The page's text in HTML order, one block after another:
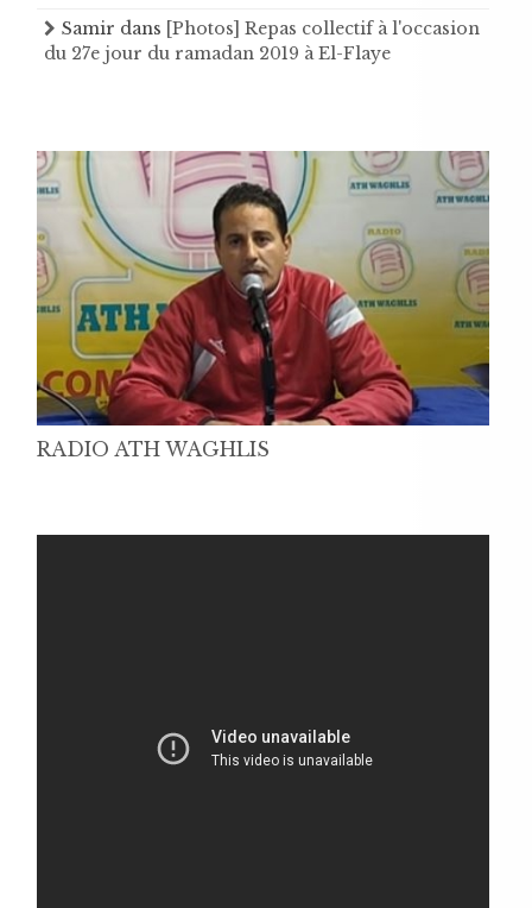
Samir dans [Photos] Repas collectif à l'occasion
du 27e jour du ramadan 2019 à El-Flaye
RADIO ATH WAGHLIS